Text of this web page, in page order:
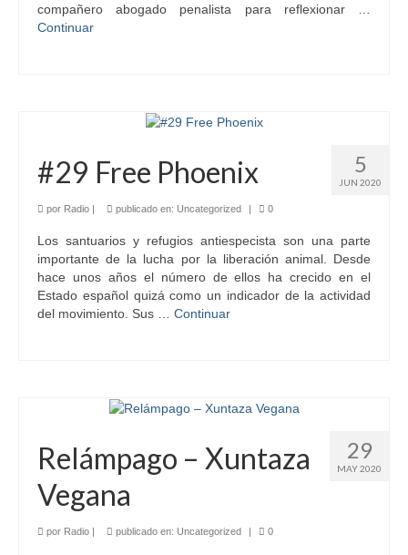
compañero abogado penalista para reflexionar …
Continuar
5
JUN 2020
#29 Free Phoenix
por Radio | publicado en: Uncategorized | 0
Los santuarios y refugios antiespecista son una parte
importante de la lucha por la liberación animal. Desde
hace unos años el número de ellos ha crecido en el
Estado español quizá como un indicador de la actividad
del movimiento. Sus … Continuar
29
MAY 2020
Relámpago – Xuntaza
Vegana
por Radio | publicado en: Uncategorized | 0